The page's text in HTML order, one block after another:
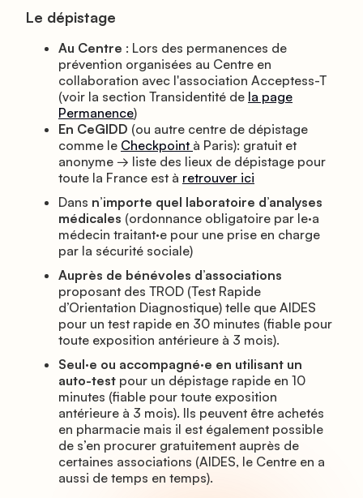
Le dépistage
Au Centre : Lors des permanences de
prévention organisées au Centre en
collaboration avec l'association Acceptess-T
(voir la section Transidentité de la page
Permanence)
En CeGIDD (ou autre centre de dépistage
comme le Checkpoint à Paris): gratuit et
anonyme → liste des lieux de dépistage pour
toute la France est à retrouver ici
Dans n’importe quel laboratoire d’analyses
médicales (ordonnance obligatoire par le·a
médecin traitant·e pour une prise en charge
par la sécurité sociale)
Auprès de bénévoles d’associations
proposant des TROD (Test Rapide
d’Orientation Diagnostique) telle que AIDES
pour un test rapide en 30 minutes (fiable pour
toute exposition antérieure à 3 mois).
Seul·e ou accompagné·e en utilisant un
auto-test pour un dépistage rapide en 10
minutes (fiable pour toute exposition
antérieure à 3 mois). Ils peuvent être achetés
en pharmacie mais il est également possible
de s’en procurer gratuitement auprès de
certaines associations (AIDES, le Centre en a
aussi de temps en temps).